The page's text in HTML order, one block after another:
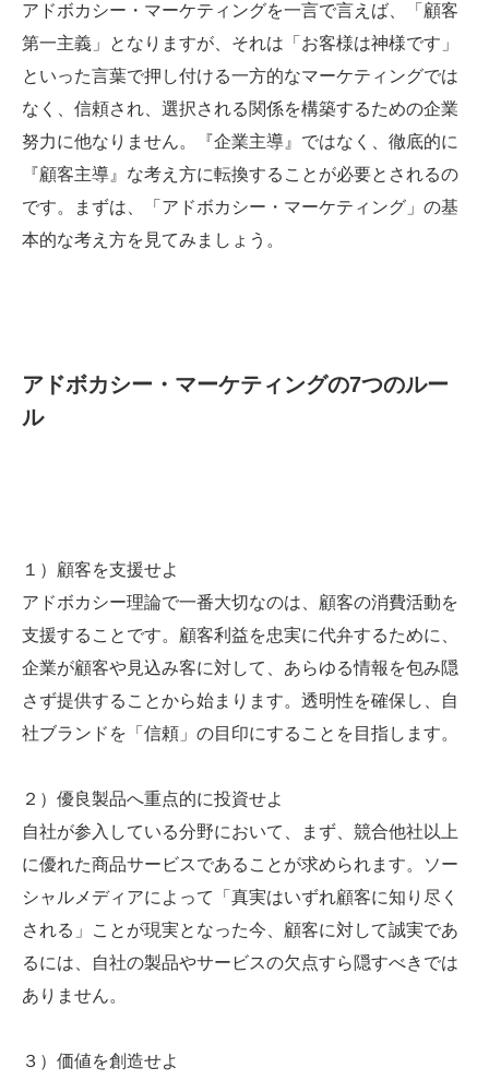
アドボカシー・マーケティングを一言で言えば、「顧客
第一主義」となりますが、それは「お客様は神様です」
といった言葉で押し付ける一方的なマーケティングでは
なく、信頼され、選択される関係を構築するための企業
努力に他なりません。『企業主導』ではなく、徹底的に
『顧客主導』な考え方に転換することが必要とされるの
です。まずは、「アドボカシー・マーケティング」の基
本的な考え方を見てみましょう。
アドボカシー・マーケティングの7つのルー
ル
１）顧客を支援せよ
アドボカシー理論で一番大切なのは、顧客の消費活動を
支援することです。顧客利益を忠実に代弁するために、
企業が顧客や見込み客に対して、あらゆる情報を包み隠
さず提供することから始まります。透明性を確保し、自
社ブランドを「信頼」の目印にすることを目指します。
２）優良製品へ重点的に投資せよ
自社が参入している分野において、まず、競合他社以上
に優れた商品サービスであることが求められます。ソー
シャルメディアによって「真実はいずれ顧客に知り尽く
される」ことが現実となった今、顧客に対して誠実であ
るには、自社の製品やサービスの欠点すら隠すべきでは
ありません。
３）価値を創造せよ